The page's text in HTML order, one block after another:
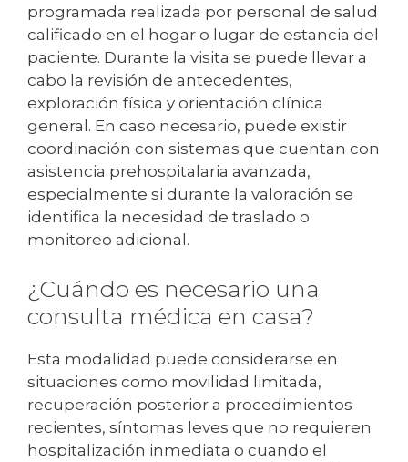
programada realizada por personal de salud
calificado en el hogar o lugar de estancia del
paciente. Durante la visita se puede llevar a
cabo la revisión de antecedentes,
exploración física y orientación clínica
general. En caso necesario, puede existir
coordinación con sistemas que cuentan con
asistencia prehospitalaria avanzada,
especialmente si durante la valoración se
identifica la necesidad de traslado o
monitoreo adicional.
¿Cuándo es necesario una
consulta médica en casa?
Esta modalidad puede considerarse en
situaciones como movilidad limitada,
recuperación posterior a procedimientos
recientes, síntomas leves que no requieren
hospitalización inmediata o cuando el